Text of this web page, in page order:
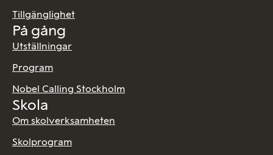
Tillgänglighet
På gång
Utställningar
Program
Nobel Calling Stockholm
Skola
Om skolverksamheten
Skolprogram